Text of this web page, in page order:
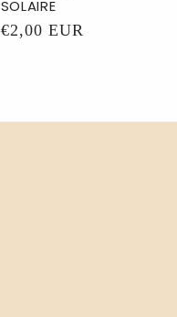
SOLAIRE
Normaler
€2,00 EUR